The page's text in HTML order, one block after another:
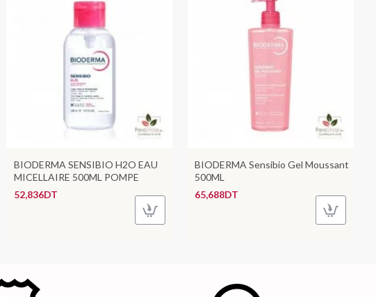
BIODERMA SENSIBIO H2O EAU
MICELLAIRE 500ML POMPE
52,836DT
BIODERMA Sensibio Gel Moussant
500ML
65,688DT